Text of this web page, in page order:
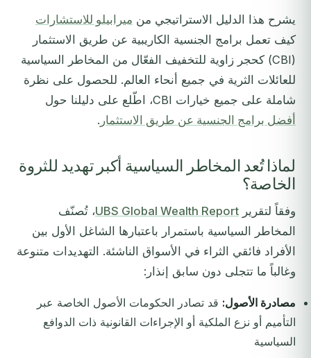
يشرح هذا الدليل الاستراتيجي من ميرابيلو للاستشارات
كيف تعمل برامج الجنسية الكاريبية عن طريق الاستثمار
(CBI) كحجر زاوية للتخفيف الفعّال من المخاطر السياسية
للعائلات الثرية في جميع أنحاء العالم. للحصول على نظرة
شاملة على جميع خيارات CBI، اطّلع على دليلنا حول
أفضل برامج الجنسية عن طريق الاستثمار .
لماذا تُعد المخاطر السياسية أكبر تهديد للثروة
الخاصة؟
وفقاً لتقرير UBS Global Wealth Report، تُصنّف
المخاطر السياسية باستمرار باعتبارها الشاغل الأول بين
الأفراد فائقي الثراء في الأسواق الناشئة. التهديدات متنوعة
وغالباً ما تتجلى دون سابق إنذار:
مصادرة الأصول: قد تصادر الحكومات الأصول الخاصة عبر
التأميم أو نزع الملكية أو الإجراءات القانونية ذات الدوافع
السياسية